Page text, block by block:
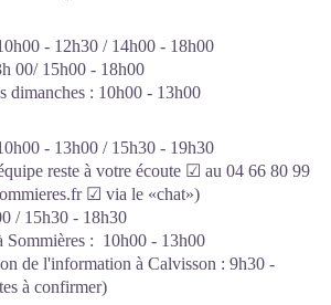
- 12h30 / 14h00 - 18h00
00/ 15h00 - 18h00
dimanches : 10h00 - 13h00
- 13h00 / 15h30 - 19h30
reste à votre écoute ☑ au 04 66 80 99
☑ via le «chat»)
/ 15h30 - 18h30
Sommières : 10h00 - 13h00
de l'information à Calvisson : 9h30 -
à confirmer)